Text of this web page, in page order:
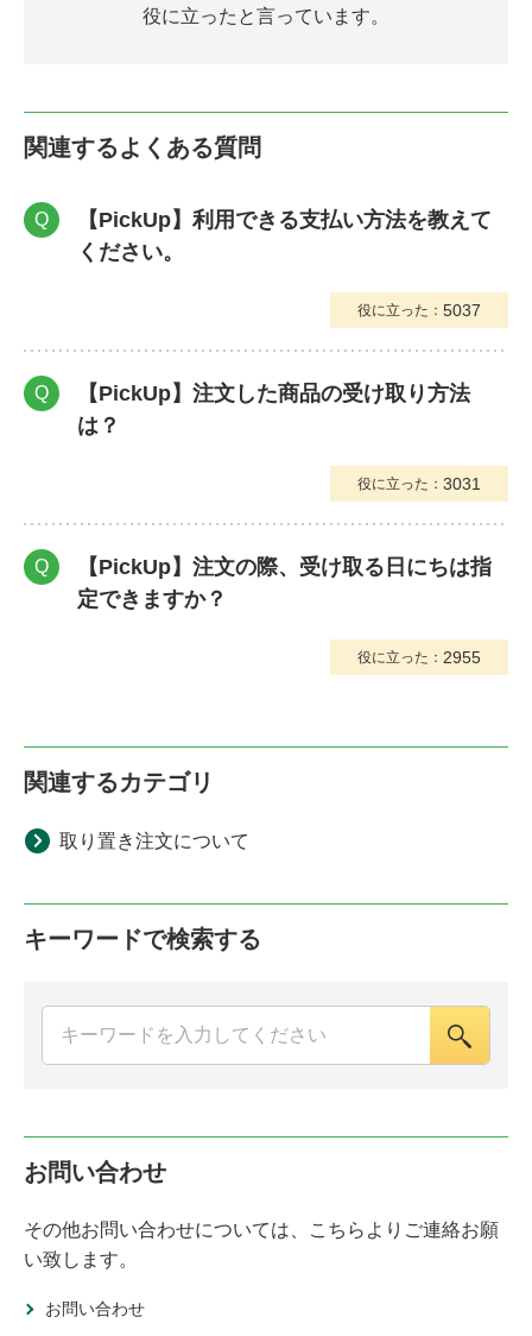
役に立ったと言っています。
関連するよくある質問
Q
【PickUp】利用できる支払い方法を教えて
ください。
役に立った： 5037
Q
【PickUp】注文した商品の受け取り方法
は？
役に立った： 3031
Q
【PickUp】注文の際、受け取る日にちは指
定できますか？
役に立った： 2955
関連するカテゴリ
取り置き注文について
キーワードで検索する
お問い合わせ
その他お問い合わせについては、こちらよりご連絡お願
い致します。
お問い合わせ